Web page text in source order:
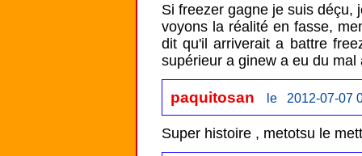
Si freezer gagne je suis déçu,
voyons la réalité en fasse,
dit qu'il arriverait a battre
supérieur a ginew a eu du mal
paquitosan le 2012-07-07
Super histoire , metotsu le